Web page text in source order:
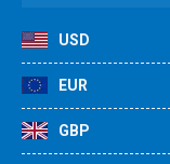
USD
EUR
GBP